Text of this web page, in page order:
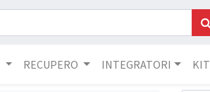
RECUPERO INTEGRATORI​ KIT